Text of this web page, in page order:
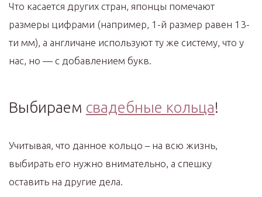
Что касается других стран, японцы помечают
размеры цифрами (например, 1-й размер равен 13-
ти мм), а англичане используют ту же систему, что у
нас, но — с добавлением букв.
Выбираем свадебные кольца!
Учитывая, что данное кольцо – на всю жизнь,
выбирать его нужно внимательно, а спешку
оставить на другие дела.